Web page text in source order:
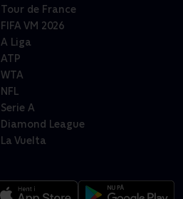
Tour de France
FIFA VM 2026
A Liga
ATP
WTA
NFL
Serie A
Diamond League
La Vuelta